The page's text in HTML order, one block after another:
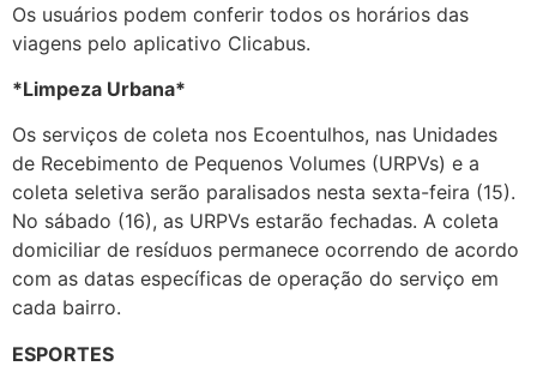
Os usuários podem conferir todos os horários das
viagens pelo aplicativo Clicabus.
*Limpeza Urbana*
Os serviços de coleta nos Ecoentulhos, nas Unidades
de Recebimento de Pequenos Volumes (URPVs) e a
coleta seletiva serão paralisados nesta sexta-feira (15).
No sábado (16), as URPVs estarão fechadas. A coleta
domiciliar de resíduos permanece ocorrendo de acordo
com as datas específicas de operação do serviço em
cada bairro.
ESPORTES